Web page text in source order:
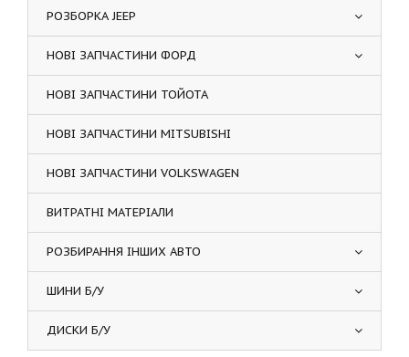
РОЗБОРКА JEEP
НОВІ ЗАПЧАСТИНИ ФОРД
НОВІ ЗАПЧАСТИНИ ТОЙОТА
НОВІ ЗАПЧАСТИНИ MITSUBISHI
НОВІ ЗАПЧАСТИНИ VOLKSWAGEN
ВИТРАТНІ МАТЕРІАЛИ
РОЗБИРАННЯ ІНШИХ АВТО
ШИНИ Б/У
ДИСКИ Б/У